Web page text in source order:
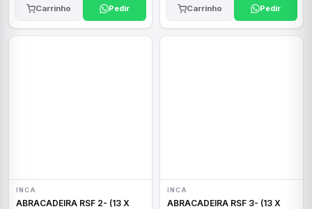
Carrinho Pedir Carrinho Pedir
INCA
ABRACADEIRA RSF 2- (13 X
INCA
ABRACADEIRA RSF 3- (13 X